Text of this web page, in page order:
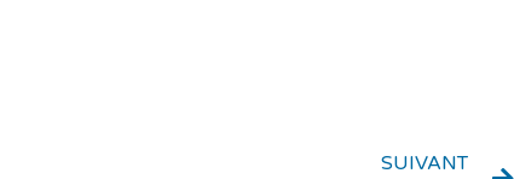
SUIVANT